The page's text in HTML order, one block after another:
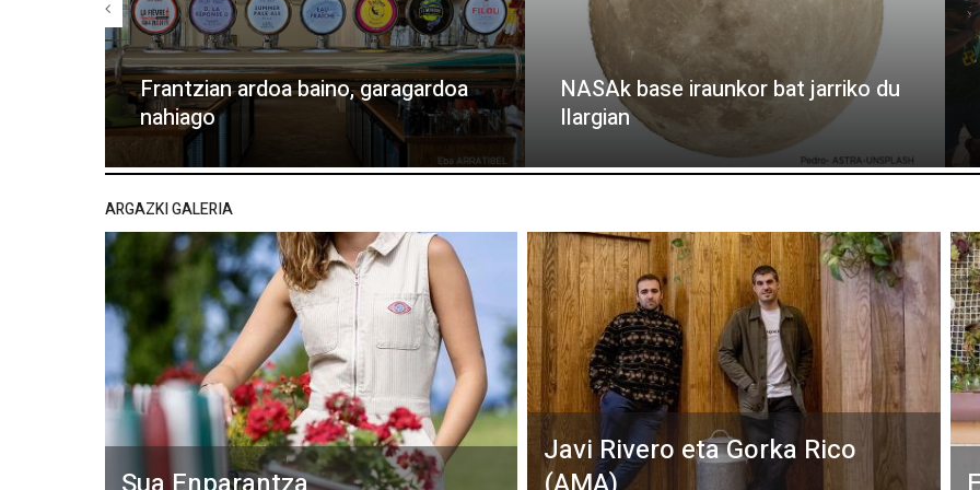
Frantzian ardoa baino, garagardoa
nahiago
NASAk base iraunkor bat jarriko du
Ilargian
ARGAZKI GALERIA
Javi Rivero eta Gorka Rico